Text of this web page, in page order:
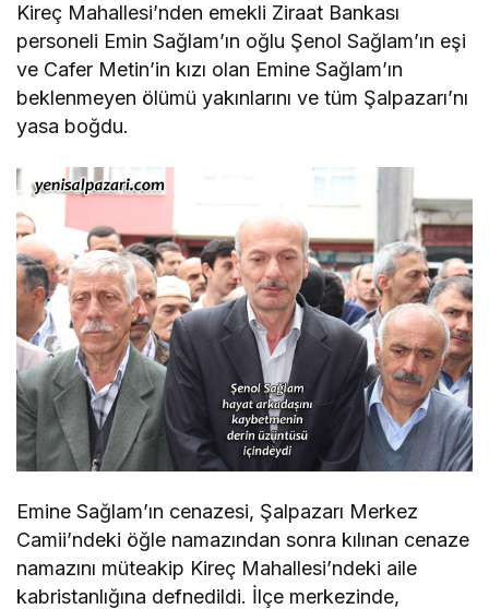
Kireç Mahallesi’nden emekli Ziraat Bankası
personeli Emin Sağlam’ın oğlu Şenol Sağlam’ın eşi
ve Cafer Metin’in kızı olan Emine Sağlam’ın
beklenmeyen ölümü yakınlarını ve tüm Şalpazarı’nı
yasa boğdu.
Emine Sağlam’ın cenazesi, Şalpazarı Merkez
Camii’ndeki öğle namazından sonra kılınan cenaze
namazını müteakip Kireç Mahallesi’ndeki aile
kabristanlığına defnedildi. İlçe merkezinde,